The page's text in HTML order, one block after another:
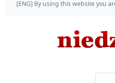
[ENG] By using this website you